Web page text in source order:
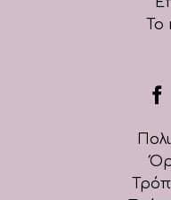
Το